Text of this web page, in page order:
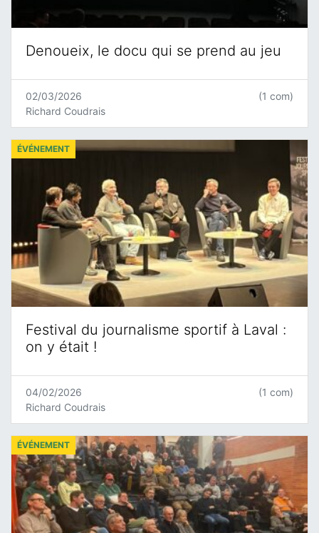
Denoueix, le docu qui se prend au jeu
02/03/2026
Richard Coudrais
(1 com)
Festival du journalisme sportif à Laval :
on y était !
ÉVÉNEMENT
04/02/2026
Richard Coudrais
(1 com)
ÉVÉNEMENT